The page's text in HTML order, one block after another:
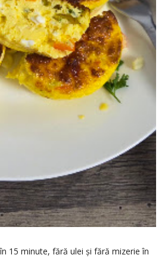
15 minute, fără ulei și fără mizerie în